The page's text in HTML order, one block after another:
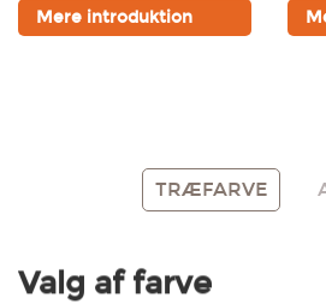
Mere introduktion
TRÆFARVE
Flere farver
Introduktion
Valg af farve